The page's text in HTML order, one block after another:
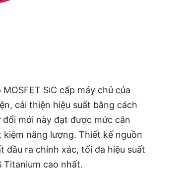
SiC cấp máy chủ của
cải thiện hiệu suất bằng cách
mới này đạt được mức cân
năng lượng. Thiết kế nguồn
đầu ra chính xác, tối đa hiệu suất
Titanium cao nhất.